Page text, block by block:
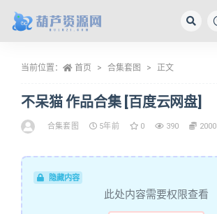
当前位置： 首页 合集套图 正文
不呆猫 作品合集 [百度云网盘]
合集套图 5年前 0 390 2000
隐藏内容
此处内容需要权限查看